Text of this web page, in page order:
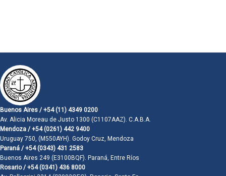
Buenos Aires / +54 (11) 4349 0200
Av. Alicia Moreau de Justo 1300 (C1107AAZ). C.A.B.A.
Mendoza / +54 (0261) 442 9400
Uruguay 750, (M550AYH). Godoy Cruz, Mendoza
Paraná / +54 (0343) 431 2583
Buenos Aires 249 (E3100BQF). Paraná, Entre Ríos
Rosario / +54 (0341) 436 8000